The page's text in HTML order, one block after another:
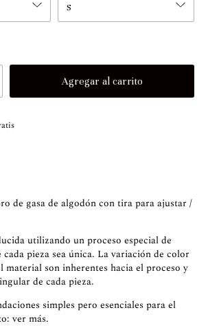
de gasa de algodón con tira para ajustar /
utilizando un proceso especial de
pieza sea única. La variación de color
material son inherentes hacia el proceso y
de cada pieza.
simples pero esenciales para el
ver más.